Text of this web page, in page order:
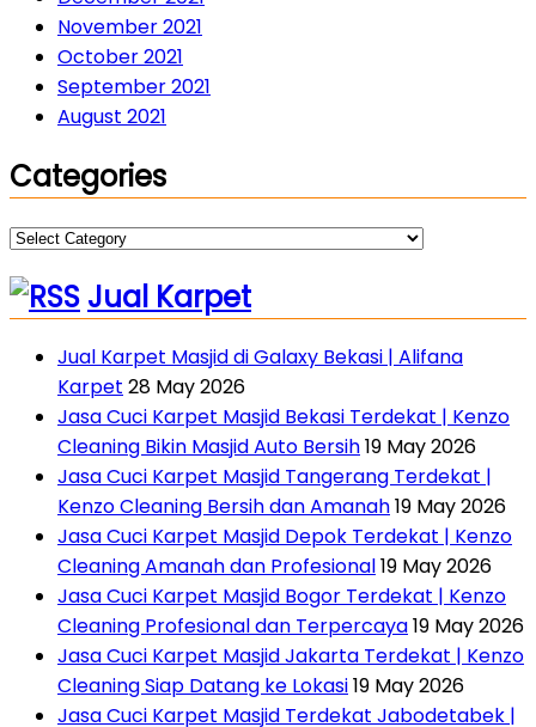
November 2021
October 2021
September 2021
August 2021
Categories
Categories
Jual Karpet
Jual Karpet Masjid di Galaxy Bekasi | Alifana
Karpet 28 May 2026
Jasa Cuci Karpet Masjid Bekasi Terdekat | Kenzo
Cleaning Bikin Masjid Auto Bersih19 May 2026
Jasa Cuci Karpet Masjid Tangerang Terdekat |
Kenzo Cleaning Bersih dan Amanah19 May 2026
Jasa Cuci Karpet Masjid Depok Terdekat | Kenzo
Cleaning Amanah dan Profesional19 May 2026
Jasa Cuci Karpet Masjid Bogor Terdekat | Kenzo
Cleaning Profesional dan Terpercaya19 May 2026
Jasa Cuci Karpet Masjid Jakarta Terdekat | Kenzo
Cleaning Siap Datang ke Lokasi19 May 2026
Jasa Cuci Karpet Masjid Terdekat Jabodetabek |